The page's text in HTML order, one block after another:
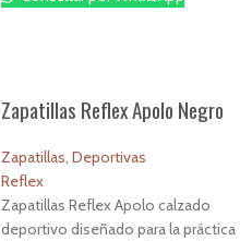
Zapatillas Reflex Apolo Negro
Zapatillas, Deportivas
Reflex
Zapatillas Reflex Apolo calzado
deportivo diseñado para la práctica